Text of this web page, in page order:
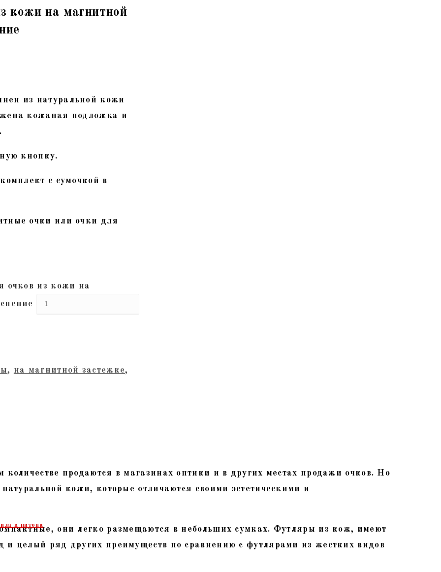
и питона
на магнитной
из натуральной кожи
кожаная подложка и
кнопку.
с сумочкой в
очки или очки для
очков из кожи на
, на магнитной застежке,
продаются в магазинах оптики и в других местах продажи очков. Но
кожи, которые отличаются своими эстетическими и
они легко размещаются в небольших сумках. Футляры из кож, имеют
целый ряд других преимуществ по сравнению с футлярами из жестких видов